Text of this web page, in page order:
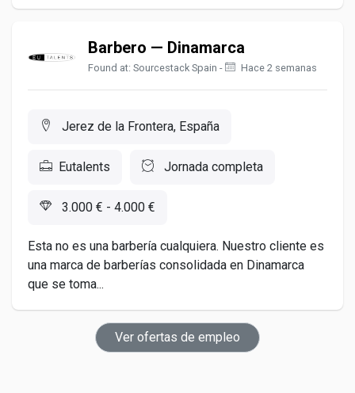
Barbero — Dinamarca
Found at: Sourcestack Spain - Hace 2 semanas
Jerez de la Frontera, España
Eutalents Jornada completa
3.000 € - 4.000 €
Esta no es una barbería cualquiera. Nuestro cliente es
una marca de barberías consolidada en Dinamarca
que se toma...
Ver ofertas de empleo